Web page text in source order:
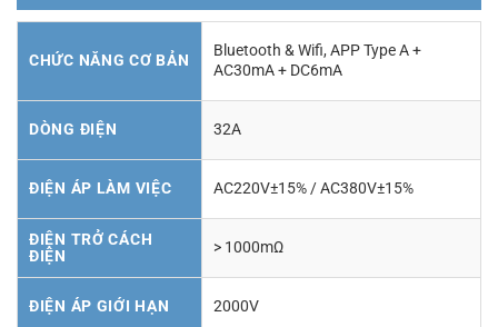
CHỨC NĂNG CƠ BẢN
Bluetooth & Wifi, APP Type A +
AC30mA + DC6mA
DÒNG ĐIỆN 32A
ĐIỆN ÁP LÀM VIỆC AC220V±15% / AC380V±15%
ĐIỆN TRỞ CÁCH
ĐIỆN
> 1000mΩ
ĐIỆN ÁP GIỚI HẠN 2000V